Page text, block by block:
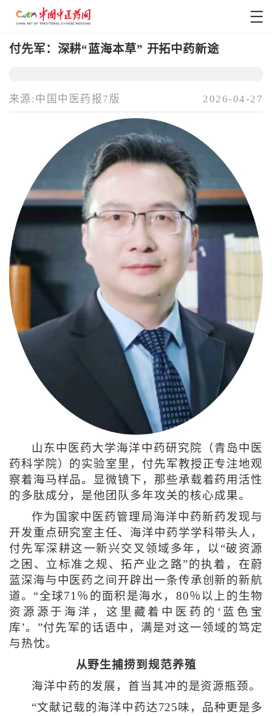
付先军：深耕“蓝海本草” 开拓中药新途
来源:中国中医药报7版 2026-04-27
山东中医药大学海洋中药研究院（青岛中医
药科学院）的实验室里，付先军教授正专注地观
察着海马样品。显微镜下，那些承载着药用活性
的多肽成分，是他团队多年攻关的核心成果。
作为国家中医药管理局海洋中药新药发现与
开发重点研究室主任、海洋中药学学科带头人，
付先军深耕这一新兴交叉领域多年，以“破资源
之困、立标准之规、拓产业之路”的执着，在蔚
蓝深海与中医药之间开辟出一条传承创新的新航
道。“全球71％的面积是海水，80％以上的生物
资源源于海洋，这里藏着中医药的‘蓝色宝
库’。”付先军的话语中，满是对这一领域的笃定
与热忱。
从野生捕捞到规范养殖
海洋中药的发展，首当其冲的是资源瓶颈。
“文献记载的海洋中药达725味，品种更是多